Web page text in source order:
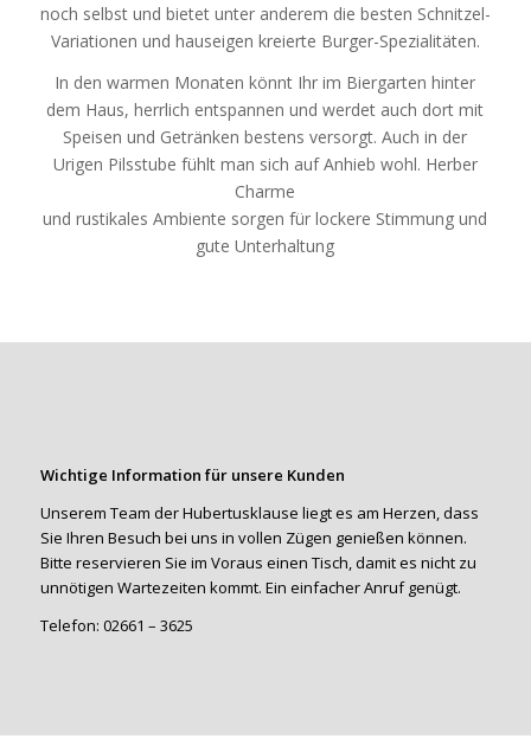
noch selbst und bietet unter anderem die besten Schnitzel-
Variationen und hauseigen kreierte Burger-Spezialitäten.
In den warmen Monaten könnt Ihr im Biergarten hinter
dem Haus, herrlich entspannen und werdet auch dort mit
Speisen und Getränken bestens versorgt. Auch in der
Urigen Pilsstube fühlt man sich auf Anhieb wohl. Herber
Charme
und rustikales Ambiente sorgen für lockere Stimmung und
gute Unterhaltung
Wichtige Information für unsere Kunden
Unserem Team der Hubertusklause liegt es am Herzen, dass
Sie Ihren Besuch bei uns in vollen Zügen genießen können.
Bitte reservieren Sie im Voraus einen Tisch, damit es nicht zu
unnötigen Wartezeiten kommt. Ein einfacher Anruf genügt.
Telefon: 02661 – 3625